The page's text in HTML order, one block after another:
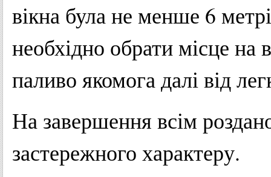
вікна була не менше 6
необхідно обрати місце на
паливо якомога далі від
На завершення всім
застережного характеру.